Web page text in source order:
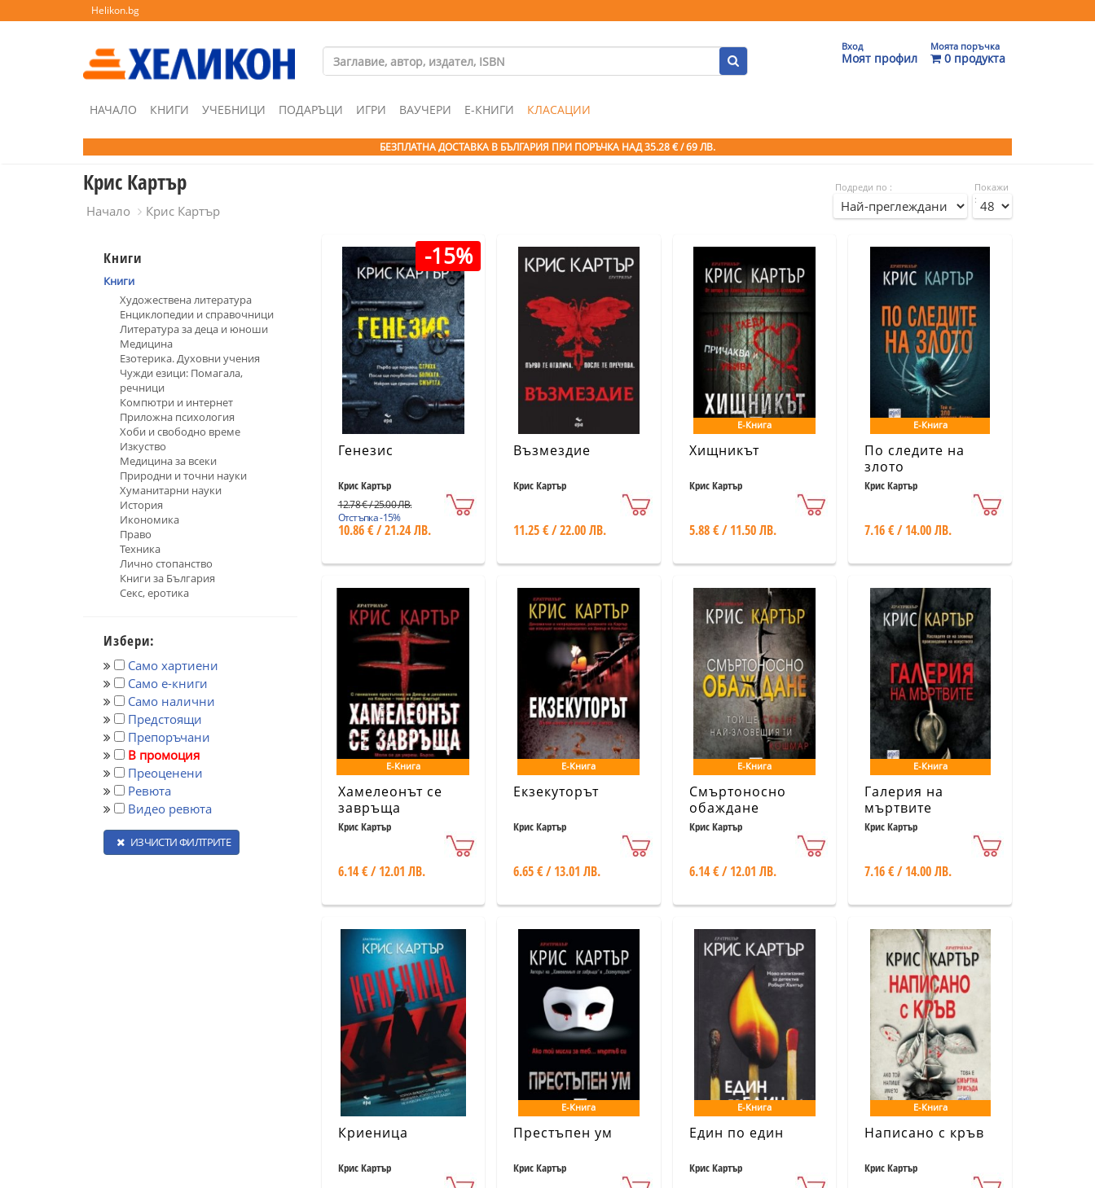
Helikon.bg
Вход
Моят профил
Моята поръчка
0 продукта
НАЧАЛО КНИГИ УЧЕБНИЦИ ПОДАРЪЦИ ИГРИ ВАУЧЕРИ Е-КНИГИ КЛАСАЦИИ
БЕЗПЛАТНА ДОСТАВКА В БЪЛГАРИЯ ПРИ ПОРЪЧКА НАД 35.28 € / 69 ЛВ.
Крис Картър
Начало Крис Картър
Подреди по :
Покажи
:
Книги
Книги
Художествена литература
Енциклопедии и справочници
Литература за деца и юноши
Медицина
Езотерика. Духовни учения
Чужди езици: Помагала,
речници
Компютри и интернет
Приложна психология
Хоби и свободно време
Изкуство
Медицина за всеки
Природни и точни науки
Хуманитарни науки
История
Икономика
Право
Техника
Лично стопанство
Книги за България
Секс, еротика
Избери:
Само хартиени
Само е-книги
Само налични
Предстоящи
Препоръчани
В промоция
Преоценени
Ревюта
Видео ревюта
ИЗЧИСТИ ФИЛТРИТЕ
-15%
Генезис
Крис Картър
12.78 € / 25.00 ЛВ.
Отстъпка -15%
10.86 € / 21.24 ЛВ.
Възмездие
Крис Картър
11.25 € / 22.00 ЛВ.
Е-Книга
Хищникът
Крис Картър
5.88 € / 11.50 ЛВ.
Е-Книга
По следите на
злото
Крис Картър
7.16 € / 14.00 ЛВ.
Е-Книга
Хамелеонът се
завръща
Крис Картър
6.14 € / 12.01 ЛВ.
Е-Книга
Екзекуторът
Крис Картър
6.65 € / 13.01 ЛВ.
Е-Книга
Смъртоносно
обаждане
Крис Картър
6.14 € / 12.01 ЛВ.
Е-Книга
Галерия на
мъртвите
Крис Картър
7.16 € / 14.00 ЛВ.
Криеница
Крис Картър
Е-Книга
Престъпен ум
Крис Картър
Е-Книга
Един по един
Крис Картър
Е-Книга
Написано с кръв
Крис Картър